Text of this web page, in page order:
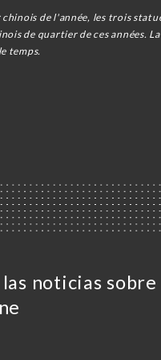
chinois de l'année, les trois
de quartier de ces années.
temps.
noticias sobre